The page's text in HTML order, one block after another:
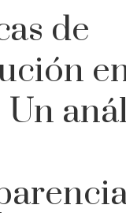
de